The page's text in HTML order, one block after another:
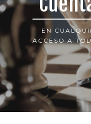
EN
ACCESO A